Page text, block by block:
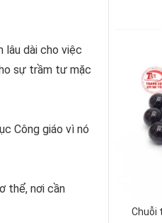
lâu dài cho việc
sự trầm tư mặc
Công giáo vì nó
thể, nơi cần
Chuỗi